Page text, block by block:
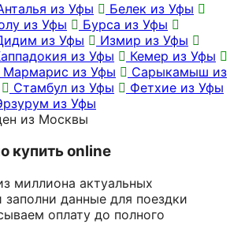
из Уфы
Белек из Уфы
из Уфы
Бурса из Уфы
из Уфы
Измир из Уфы
из Уфы
Кемер из Уфы
Мармарис из Уфы
Сарыкамыш из
Стамбул из Уфы
Фетхие из Уфы
из Уфы
из Москвы
купить online
миллиона актуальных
данные для поездки
оплату до полного